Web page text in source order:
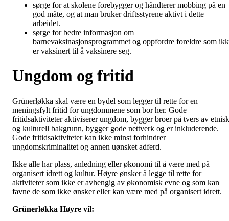
sørge for at skolene forebygger og håndterer mobbing på en
god måte, og at man bruker driftsstyrene aktivt i dette
arbeidet.
sørge for bedre informasjon om
barnevaksinasjonsprogrammet og oppfordre foreldre som
er vaksinert til å vaksinere seg.
Ungdom og fritid
Grünerløkka skal være en bydel som legger til rette for en
meningsfylt fritid for ungdommene som bor her. Gode
fritidsaktiviteter aktiviserer ungdom, bygger broer på tvers av etnisk
og kulturell bakgrunn, bygger gode nettverk og er inkluderende.
Gode fritidsaktiviteter kan ikke minst forhindrer
ungdomskriminalitet og annen uønsket adferd.
Ikke alle har plass, anledning eller økonomi til å være med på
organisert idrett og kultur. Høyre ønsker å legge til rette for
aktiviteter som ikke er avhengig av økonomisk evne og som kan
favne de som ikke ønsker eller kan være med på organisert idrett.
Grünerløkka Høyre vil: